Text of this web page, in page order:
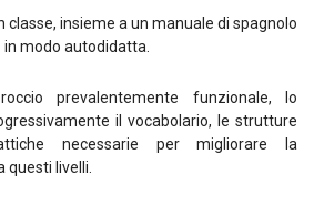
classe, insieme a un manuale di spagnolo
modo autodidatta.
prevalentemente funzionale, lo
il vocabolario, le strutture
necessarie per migliorare la
questi livelli.